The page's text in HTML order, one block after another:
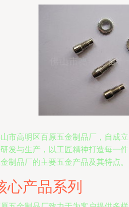
市高明区百原五金制品厂，自成
发与生产，以工匠精神打造每一
制品厂的主要五金产品及其特点。
心产品系列